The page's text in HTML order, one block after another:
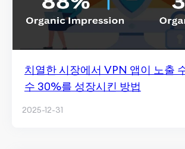
치열한 시장에서 VPN 앱이 노출
수 30%를 성장시킨 방법
2025-12-31